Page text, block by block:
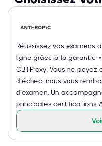
Réussissez vos examens
ligne grâce à la garantie
CBTProxy. Vous ne payez
d’échec, nous vous
d’examen. Un
principales certifications